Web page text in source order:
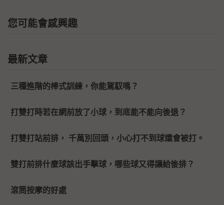
您可能會感興趣
最新文章
三種進階的棒式訓練，你能駕馭嗎？
打雙打時若在網前放了小球，到底能不能向後退？
打雙打站前排， 千萬別回頭，小心打不到球還會被打。
雙打前排什麼球該出手擊球，哪些球又得讓給後排？
滾筒按摩的好處